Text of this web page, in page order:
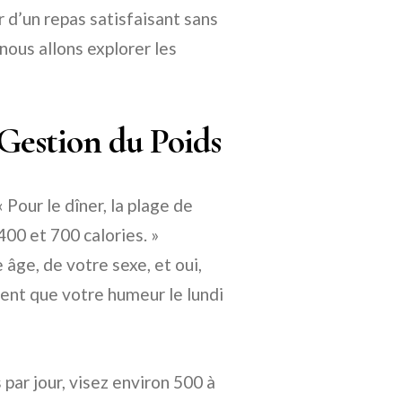
repas satisfaisant sans
allons explorer les
du Poids
le dîner, la plage de
et 700 calories. »
de votre sexe, et oui,
que votre humeur le lundi
jour, visez environ 500 à